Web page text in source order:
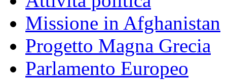
Missione in Afghanistan
Progetto Magna Grecia
Parlamento Europeo